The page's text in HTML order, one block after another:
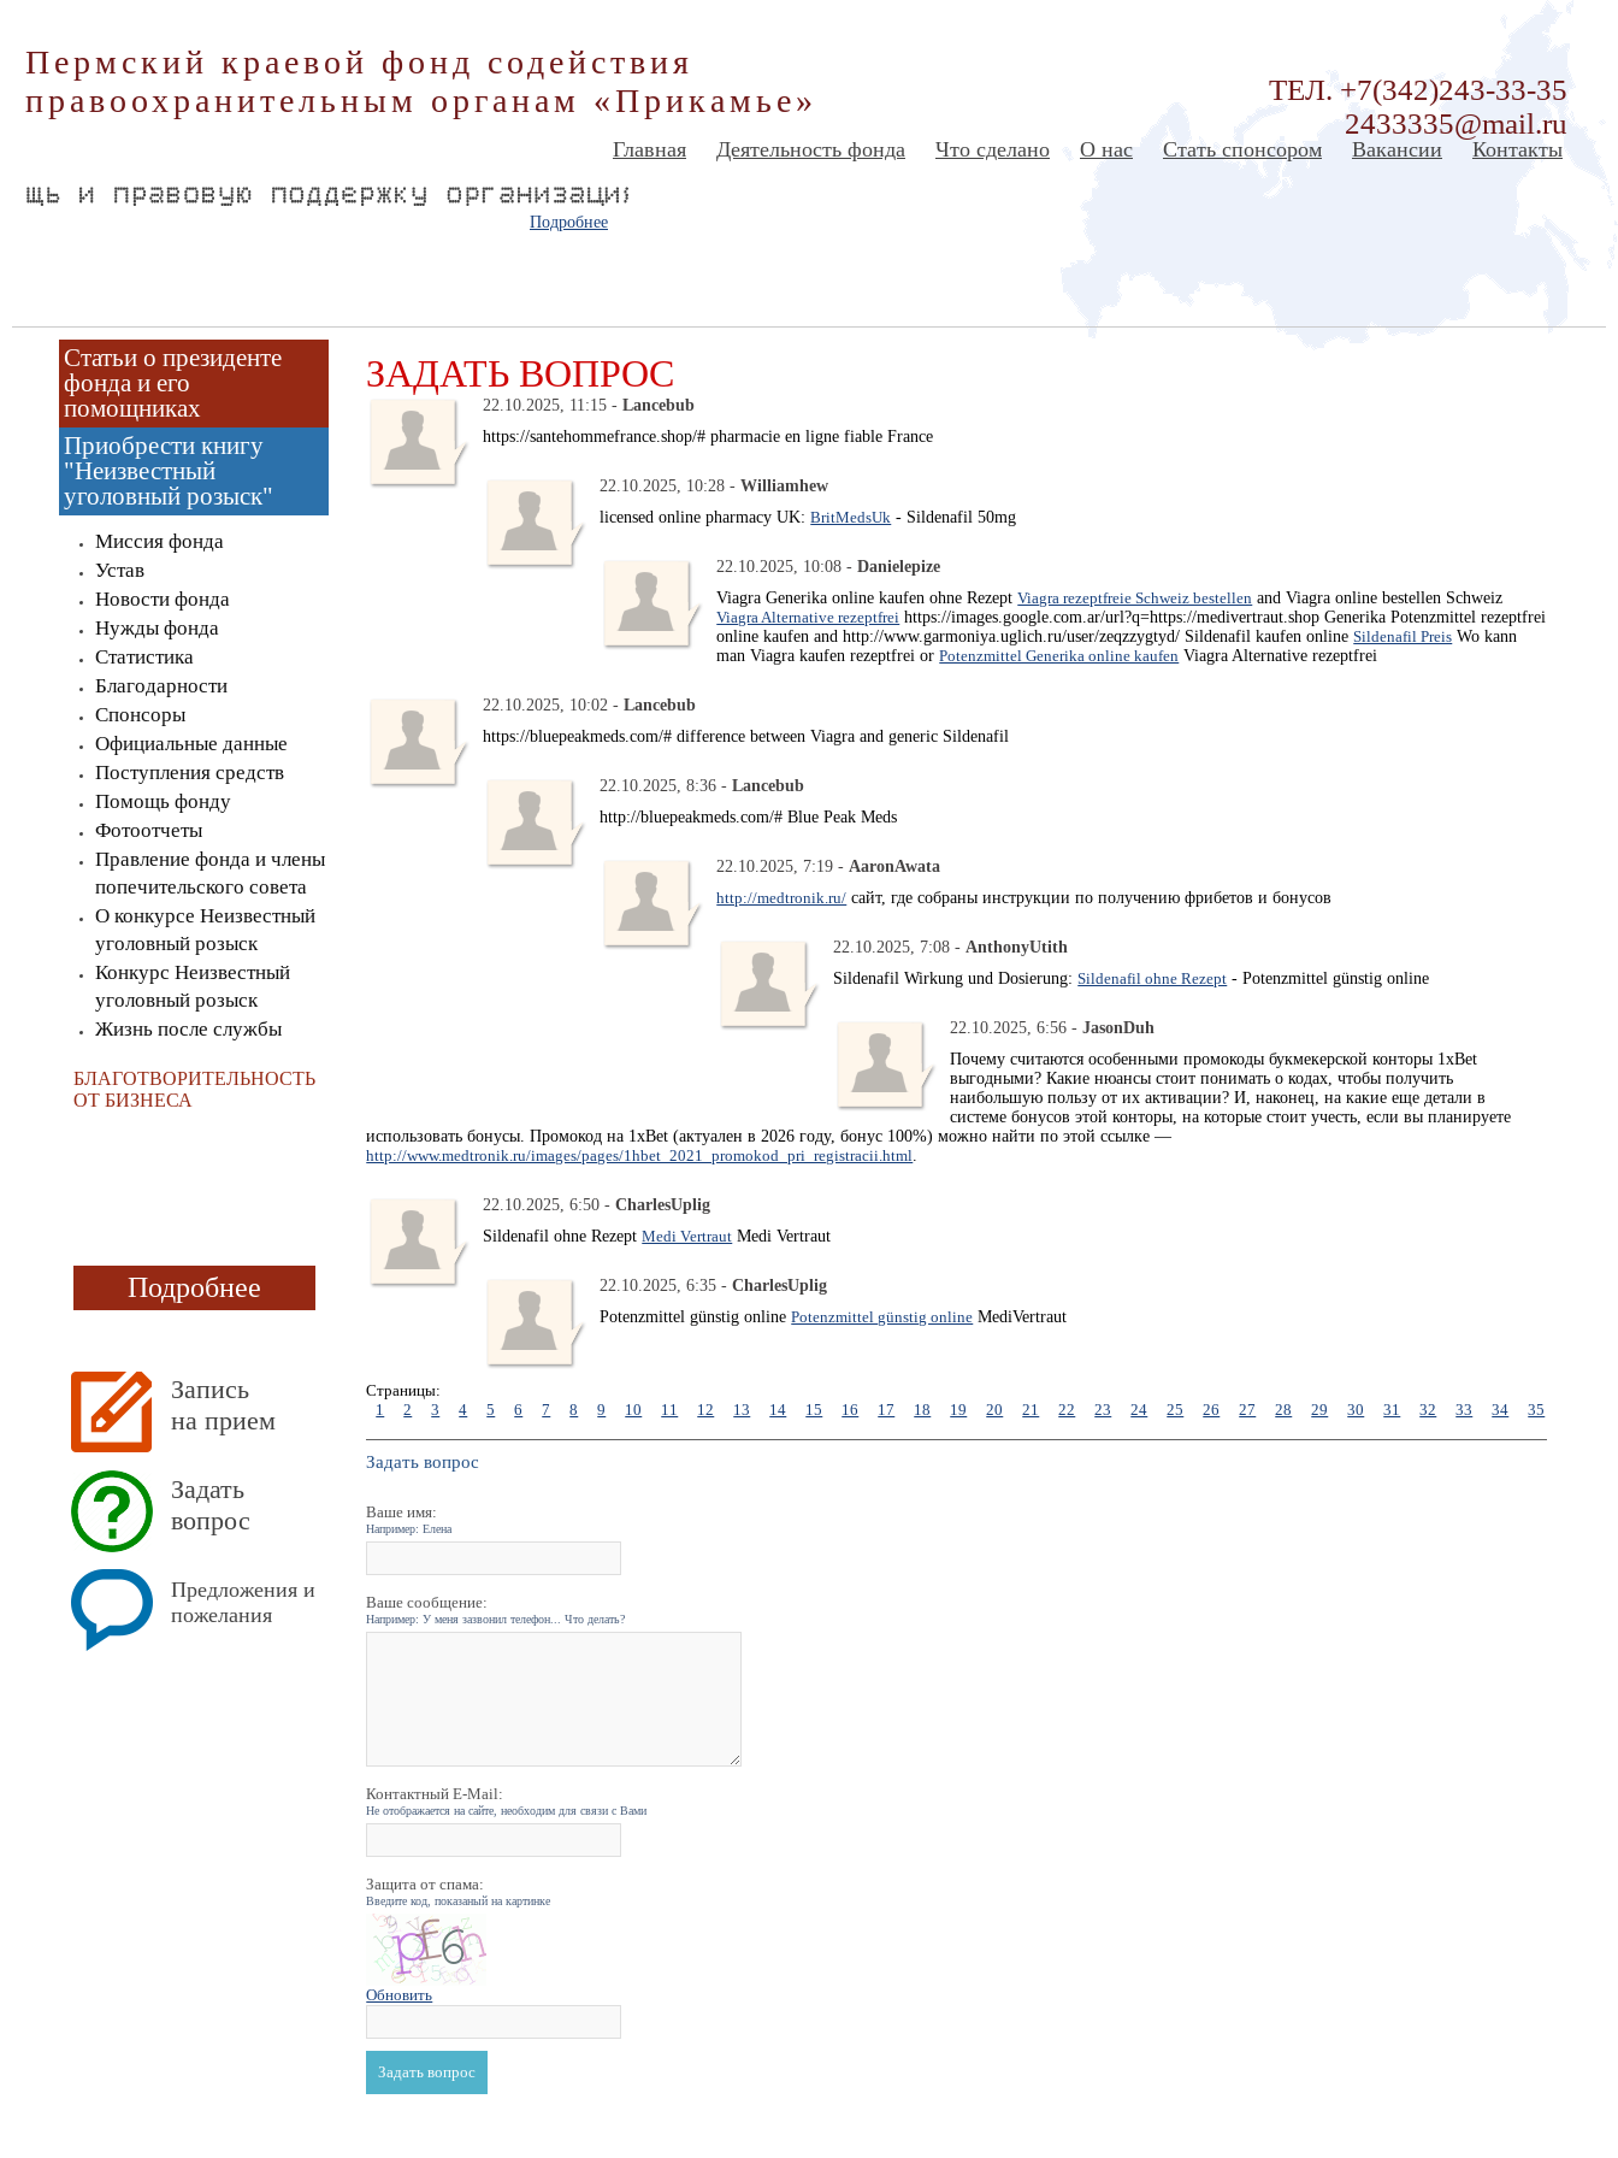
Пермский краевой фонд содействия
правоохранительным органам «Прикамье»
ТЕЛ. +7(342)243-33-35
2433335@mail.ru
Главная Деятельность фонда Что сделано О нас Стать спонсором Вакансии Контакты
Подробнее
Статьи о президенте
фонда и его
помощниках
Приобрести книгу
"Неизвестный
уголовный розыск"
Миссия фонда
Устав
Новости фонда
Нужды фонда
Статистика
Благодарности
Спонсоры
Официальные данные
Поступления средств
Помощь фонду
Фотоотчеты
Правление фонда и члены
попечительского совета
О конкурсе Неизвестный
уголовный розыск
Конкурс Неизвестный
уголовный розыск
Жизнь после службы
БЛАГОТВОРИТЕЛЬНОСТЬ
ОТ БИЗНЕСА
Подробнее
Запись
на прием
Задать
вопрос
Предложения и
пожелания
ЗАДАТЬ ВОПРОС
22.10.2025, 11:15 -Lancebub
https://santehommefrance.shop/# pharmacie en ligne fiable France
22.10.2025, 10:28 -Williamhew
licensed online pharmacy UK:BritMedsUk - Sildenafil 50mg
22.10.2025, 10:08 -Danielepize
Viagra Generika online kaufen ohne RezeptViagra rezeptfreie Schweiz bestellen and Viagra online bestellen Schweiz
Viagra Alternative rezeptfrei https://images.google.com.ar/url?q=https://medivertraut.shop Generika Potenzmittel rezeptfrei
online kaufen and http://www.garmoniya.uglich.ru/user/zeqzzygtyd/ Sildenafil kaufen onlineSildenafil Preis Wo kann
man Viagra kaufen rezeptfrei orPotenzmittel Generika online kaufen Viagra Alternative rezeptfrei
22.10.2025, 10:02 -Lancebub
https://bluepeakmeds.com/# difference between Viagra and generic Sildenafil
22.10.2025, 8:36 -Lancebub
http://bluepeakmeds.com/# Blue Peak Meds
22.10.2025, 7:19 -AaronAwata
http://medtronik.ru/ сайт, где собраны инструкции по получению фрибетов и бонусов
22.10.2025, 7:08 -AnthonyUtith
Sildenafil Wirkung und Dosierung:Sildenafil ohne Rezept - Potenzmittel günstig online
22.10.2025, 6:56 -JasonDuh
Почему считаются особенными промокоды букмекерской конторы 1xBet
выгодными? Какие нюансы стоит понимать о кодах, чтобы получить
наибольшую пользу от их активации? И, наконец, на какие еще детали в
системе бонусов этой конторы, на которые стоит учесть, если вы планируете
использовать бонусы. Промокод на 1xBet (актуален в 2026 году, бонус 100%) можно найти по этой ссылке —
http://www.medtronik.ru/images/pages/1hbet_2021_promokod_pri_registracii.html.
22.10.2025, 6:50 -CharlesUplig
Sildenafil ohne RezeptMedi Vertraut Medi Vertraut
22.10.2025, 6:35 -CharlesUplig
Potenzmittel günstig onlinePotenzmittel günstig online MediVertraut
Страницы:
1
2 3 4 5 6 7 8 9 10 11 12 13 14 15 16 17 18 19 20 21 22 23 24 25 26 27 28 29 30 31 32 33 34 35
Задать вопрос
Ваше имя:
Например: Елена
Ваше сообщение:
Например: У меня зазвонил телефон... Что делать?
Контактный E-Mail:
Не отображается на сайте, необходим для связи с Вами
Защита от спама:
Введите код, показаный на картинке
Обновить